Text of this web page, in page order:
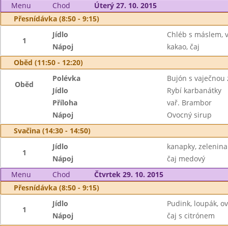
Menu
Chod
Úterý 27. 10. 2015
Přesnídávka (8:50 - 9:15)
1
Jídlo
Chléb s máslem,
Nápoj
kakao, čaj
Oběd (11:50 - 12:20)
Oběd
Polévka
Bujón s vaječnou
Jídlo
Rybí karbanátky
Příloha
vař. Brambor
Nápoj
Ovocný sirup
Svačina (14:30 - 14:50)
1
Jídlo
kanapky, zelenina
Nápoj
čaj medový
Menu
Chod
Čtvrtek 29. 10. 2015
Přesnídávka (8:50 - 9:15)
1
Jídlo
Pudink, loupák,
Nápoj
čaj s citrónem